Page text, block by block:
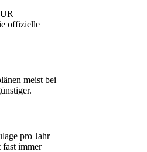
offizielle
meist bei
pro Jahr
fast immer